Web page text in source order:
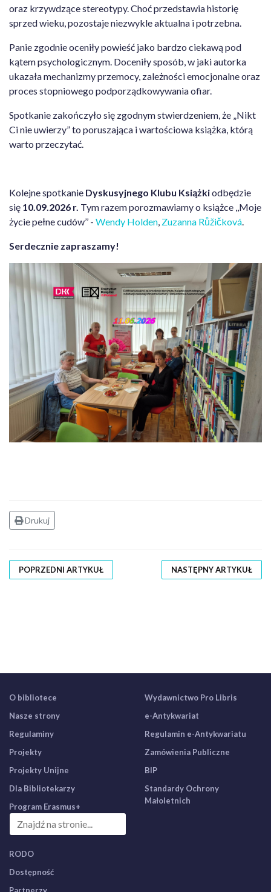
oraz krzywdzące stereotypy. Choć przedstawia historię
sprzed wieku, pozostaje niezwykle aktualna i potrzebna.
Panie zgodnie oceniły powieść jako bardzo ciekawą pod
kątem psychologicznym. Doceniły sposób, w jaki autorka
ukazała mechanizmy przemocy, zależności emocjonalne oraz
proces stopniowego podporządkowywania ofiar.
Spotkanie zakończyło się zgodnym stwierdzeniem, że „Nikt
Ci nie uwierzy” to poruszająca i wartościowa książka, którą
warto przeczytać.
Kolejne spotkanie Dyskusyjnego Klubu Książkiodbędzie
się 10.09.2026 r. Tym razem porozmawiamy o książce ,,Moje
życie pełne cudów’’ - Wendy Holden, Zuzanna Růžičková.
Serdecznie zapraszamy!
Drukuj
POPRZEDNI ARTYKUŁ NASTĘPNY ARTYKUŁ
O bibliotece
Nasze strony
Regulaminy
Projekty
Projekty Unijne
Dla Bibliotekarzy
Program Erasmus+
Wydawnictwo Pro Libris
e-Antykwariat
Regulamin e-Antykwariatu
Zamówienia Publiczne
BIP
Standardy Ochrony
Małoletnich
RODO
Dostępność
Partnerzy